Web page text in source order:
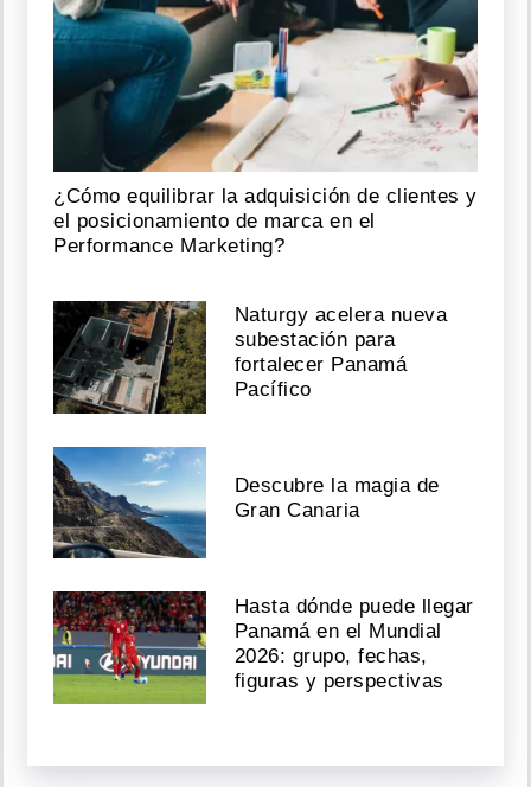
¿Cómo equilibrar la adquisición de clientes y
el posicionamiento de marca en el
Performance Marketing?
Naturgy acelera nueva
subestación para
fortalecer Panamá
Pacífico
Descubre la magia de
Gran Canaria
Hasta dónde puede llegar
Panamá en el Mundial
2026: grupo, fechas,
figuras y perspectivas